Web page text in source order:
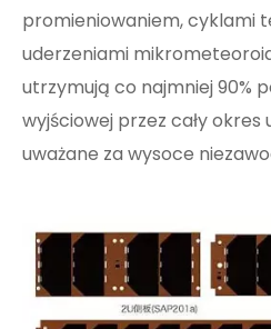
promieniowaniem, cyklami
uderzeniami
utrzymują co najmniej 90%
wyjściowej przez cały okres
uważane za wysoce